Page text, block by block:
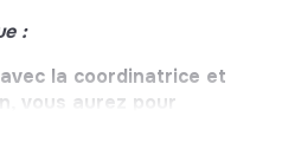
:
la coordinatrice et
vous aurez pour